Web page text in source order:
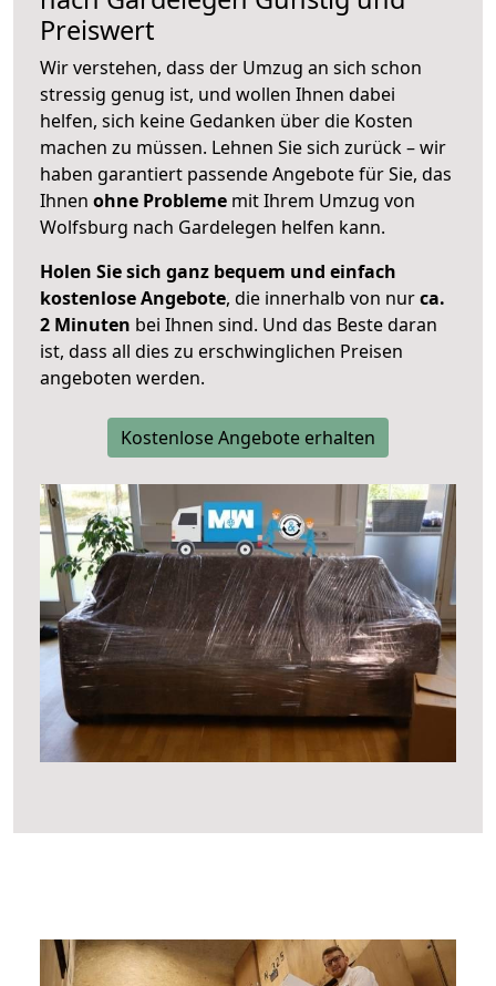
Preiswert
Wir verstehen, dass der Umzug an sich schon
stressig genug ist, und wollen Ihnen dabei
helfen, sich keine Gedanken über die Kosten
machen zu müssen. Lehnen Sie sich zurück – wir
haben garantiert passende Angebote für Sie, das
Ihnen ohne Probleme mit Ihrem Umzug von
Wolfsburg nach Gardelegen helfen kann.
Holen Sie sich ganz bequem und einfach
kostenlose Angebote, die innerhalb von nurca.
2 Minuten bei Ihnen sind. Und das Beste daran
ist, dass all dies zu erschwinglichen Preisen
angeboten werden.
Kostenlose Angebote erhalten